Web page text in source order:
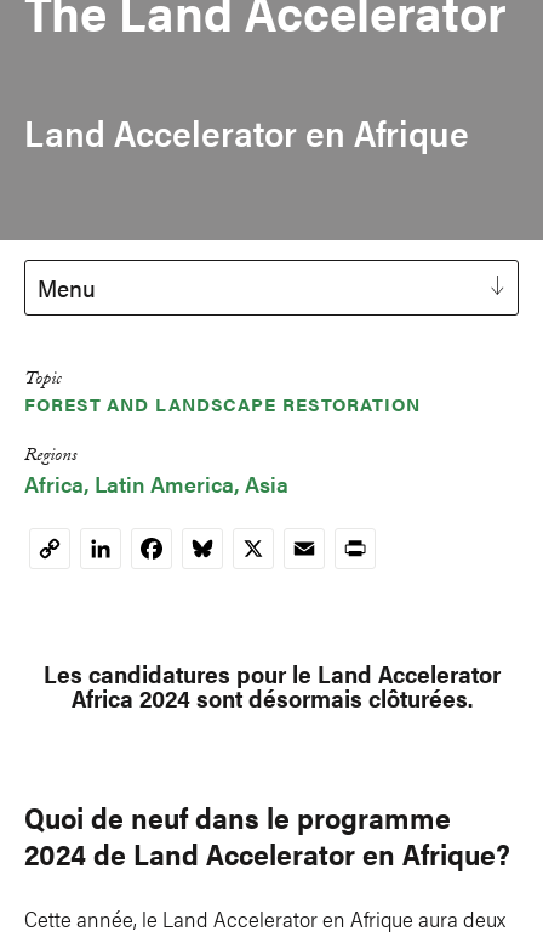
Land Accelerator en Afrique
Menu
Topic
FOREST AND LANDSCAPE RESTORATION
Regions
Africa Latin America Asia
CopyLinkedInFacebookBluesky
X EmailPrint
Les candidatures pour le Land Accelerator
Africa 2024 sont désormais clôturées.
Quoi de neuf dans le programme
2024 de Land Accelerator en Afrique?
Cette année, le Land Accelerator en Afrique aura deux